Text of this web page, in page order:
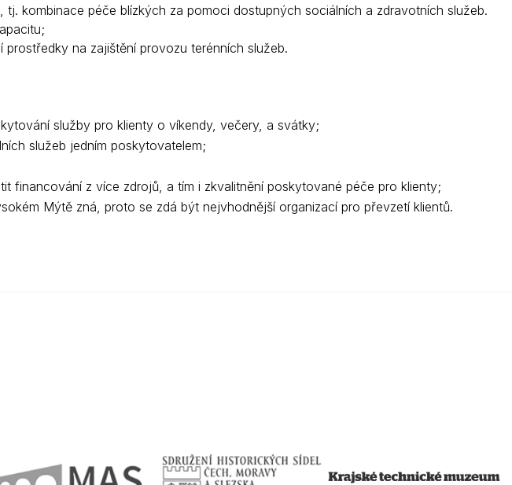
kombinace péče blízkých za pomoci dostupných sociálních a zdravotních služeb.
na zajištění provozu terénních služeb.
služby pro klienty o víkendy, večery, a svátky;
služeb jedním poskytovatelem;
financování z více zdrojů, a tím i zkvalitnění poskytované péče pro klienty;
Mýtě zná, proto se zdá být nejvhodnější organizací pro převzetí klientů.